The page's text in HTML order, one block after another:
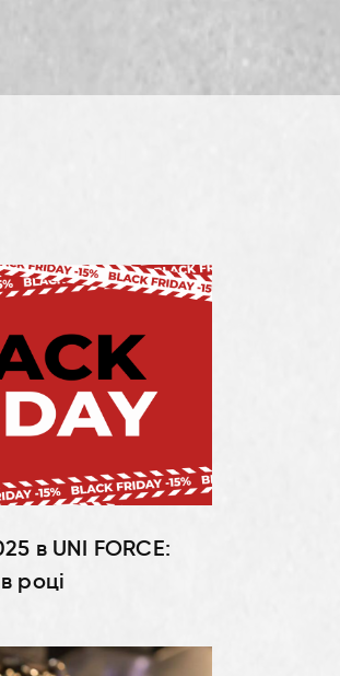
в UNI FORCE:
році